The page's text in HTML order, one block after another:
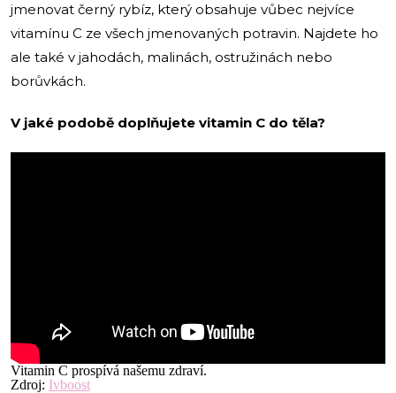
jmenovat černý rybíz, který obsahuje vůbec nejvíce
vitamínu C ze všech jmenovaných potravin. Najdete ho
ale také v jahodách, malinách, ostružinách nebo
borůvkách.
V jaké podobě doplňujete vitamin C do těla?
Vitamin C prospívá našemu zdraví.
Zdroj: Ivboost